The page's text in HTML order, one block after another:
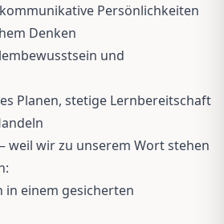
Persönlichkeiten
Denken
und
Planen, stetige Lernbereitschaft
weil wir zu unserem Wort stehen
in einem gesicherten